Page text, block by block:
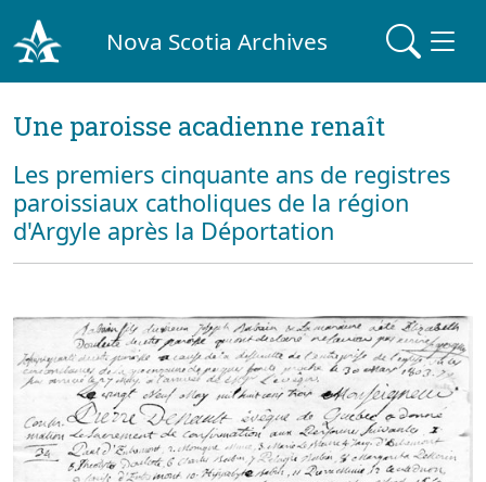
Nova Scotia Archives
Une paroisse acadienne renaît
Les premiers cinquante ans de registres
paroissiaux catholiques de la région
d'Argyle après la Déportation